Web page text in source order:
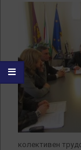
колективен